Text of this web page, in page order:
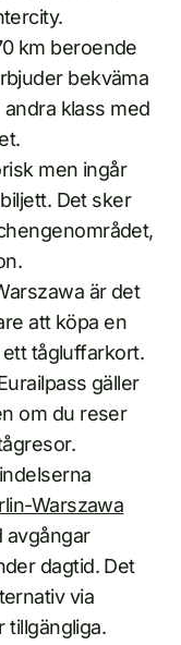
km beroende
bekväma
klass med
men ingår
Det sker
är det
att köpa en
tågluffarkort.
gäller
om du reser
Warszawa
avgångar
dagtid. Det
via
tillgängliga.